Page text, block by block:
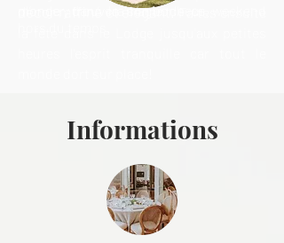
plonger dans la magie de ce weekend
décor raffiné et élégant.
monde y trouvera son bonheur.
Informations